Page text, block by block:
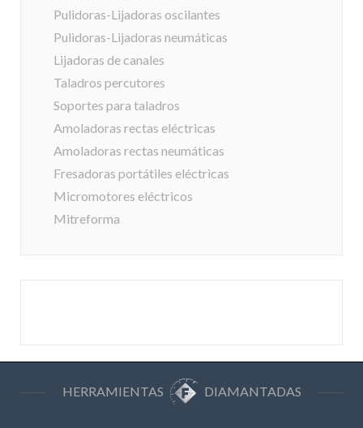
Pulidoras-Lijadoras oscilantes
Pulidoras-Lijadoras neumáticas
Lijadoras de canales
Taladros percutores
Soportes para taladros
Amoladoras rectas eléctricas
Amoladoras rectas neumáticas
Fresadoras portátiles eléctricas
Micromotores eléctricos
Mitreforma
HERRAMIENTAS DIAMANTADAS